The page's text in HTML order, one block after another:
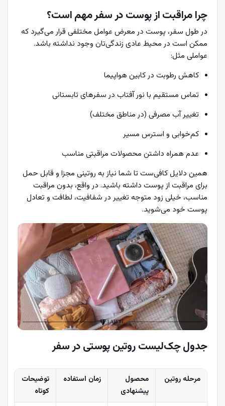
چرا مراقبت از پوست در سفر مهم است؟
در طول سفر، پوست در معرض عوامل مختلفی قرار می‌گیرد که
ممکن است در محیط عادی زندگی‌تان وجود نداشته باشد.
عواملی مثل:
کاهش رطوبت در کابین هواپیما
تماس مستقیم با نور آفتاب در سفرهای تابستانی
تغییر آب مصرفی (در مناطق مختلف)
کم‌خوابی و استرس مسیر
عدم همراه داشتن محصولات مراقبتی مناسب
همین دلایل کافی‌ست تا شما نیاز به روتینی مجزا و قابل حمل
برای مراقبت از پوست داشته باشید. در واقع، بدون مراقبت
مناسب، خیلی زود متوجه تغییر در شفافیت، لطافت و تعادل
پوست خود می‌شوید.
جدول چک‌لیست روتین پوستی در سفر
مرحله روتین
محصول
پیشنهادی
زمان استفاده
توضیحات
کوتاه